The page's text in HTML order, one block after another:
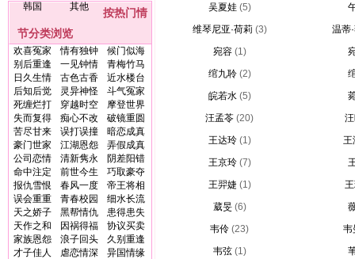
韩国
其他
按热门情
节分类浏览
欢喜冤家 情有独钟
候门似海
别后重逢
一见钟情
青梅竹马
日久生情
古色古香
近水楼台
后知后觉
灵异神怪
斗气冤家
死缠烂打
穿越时空
摩登世界
失而复得
痴心不改
破镜重圆
苦尽甘来
误打误撞
暗恋成真
豪门世家
江湖恩怨
弄假成真
公司恋情
清新隽永
阴差阳错
命中注定
前世今生
巧取豪夺
报仇雪恨
春风一度
帝王将相
误会重重
青春校园
细水长流
天之娇子
黑帮情仇
患得患失
天作之和
因祸得福
协议买卖
家族恩怨
浪子回头
久别重逢
才子佳人
虐恋情深
异国情缘
吴夏娃 (5)
维琴尼亚·荷莉 (3)
温蒂
宛容 (1)
绾九聆 (2)
皖若水 (5)
汪孟苓 (20)
王达玲 (1)
王
王京玲 (7)
王羿婕 (1)
葳旻 (6)
韦伶 (23)
韦
韦弦 (1)